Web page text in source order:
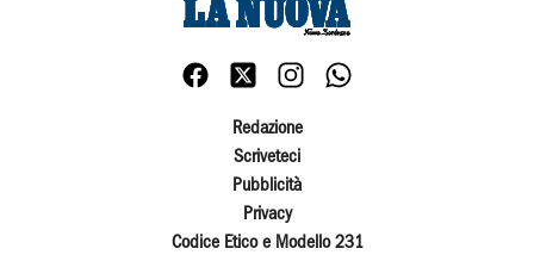
Redazione
Scriveteci
Pubblicità
Privacy
Codice Etico e Modello 231